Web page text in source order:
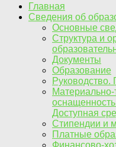
Главная
Сведения об
Основные
Структура и
Документы
Образование
Руководство.
Материально-
Доступная
Стипендии и
Платные
Финансово-